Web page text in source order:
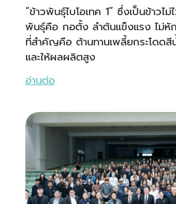
“ข้าวพันธุ์ไบโอเทค 1” ซึ่งเป็นข้าวไ
พันธุ์คือ กอตั้ง ลำต้นแข็งแรง ไม่หั
ที่สำคัญคือ ต้านทานเพลี้ยกระโดดสี
และให้ผลผลิตสูง
อ่านต่อ